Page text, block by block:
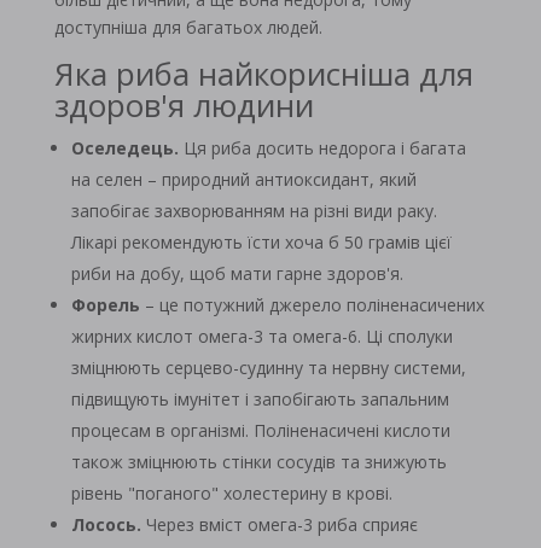
доступніша для багатьох людей.
Яка риба найкорисніша для
здоров'я людини
Оселедець. Ця риба досить недорога і багата
на селен – природний антиоксидант, який
запобігає захворюванням на різні види раку.
Лікарі рекомендують їсти хоча б 50 грамів цієї
риби на добу, щоб мати гарне здоров'я.
Форель – це потужний джерело поліненасичених
жирних кислот омега-3 та омега-6. Ці сполуки
зміцнюють серцево-судинну та нервну системи,
підвищують імунітет і запобігають запальним
процесам в організмі. Поліненасичені кислоти
також зміцнюють стінки сосудів та знижують
рівень "поганого" холестерину в крові.
Лосось. Через вміст омега-3 риба сприяє